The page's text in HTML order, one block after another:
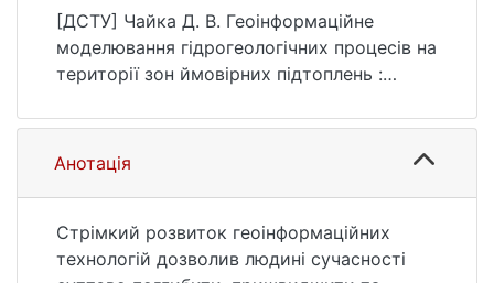
ймовірних підтоплень [Бакалаврська
робота, Київський національний
університет імені Тараса Шевченка].
eKNUTSHIR.
https://ir.library.knu.ua/handle/15071834/857
[ДСТУ] Чайка Д. В. Геоінформаційне
моделювання гідрогеологічних процесів на
території зон ймовірних підтоплень :
Природничі науки / наук. кер. О. Ю.
Яценко. Київ, 2025. 79 с. URL:
https://ir.library.knu.ua/handle/15071834/857
Анотація
Стрімкий розвиток геоінформаційних
технологій дозволив людині сучасності